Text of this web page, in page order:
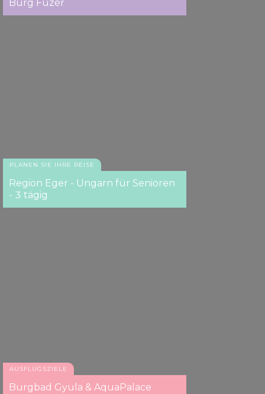
Burg Füzér
PLANEN SIE IHRE REISE
Region Eger - Ungarn für Senioren
- 3 tägig
AUSFLUGSZIELE
Burgbad Gyula & AquaPalace